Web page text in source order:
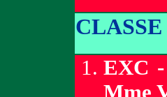
EXC
Mme